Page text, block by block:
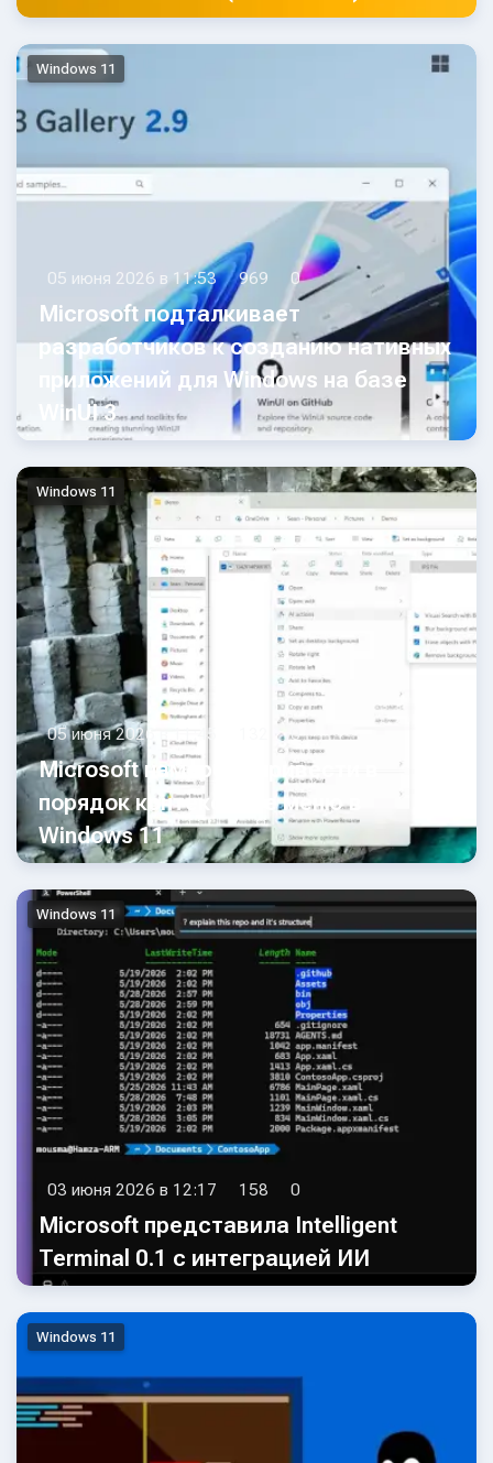
Windows 11
05 июня 2026 в 11:53 969 0
Microsoft подталкивает
разработчиков к созданию нативных
приложений для Windows на базе
WinUI 3
Windows 11
05 июня 2026 в 11:45 0
Microsoft намерена привести в
порядок контекстные меню в
Windows 11
Windows 11
03 июня 2026 в 12:17 158 0
Microsoft представила Intelligent
Terminal 0.1 с интеграцией ИИ
Windows 11